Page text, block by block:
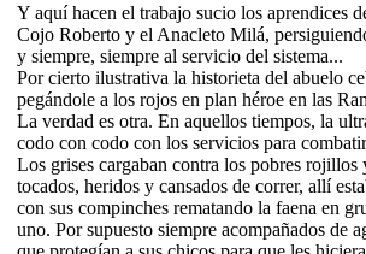
Y aquí hacen el trabajo sucio los aprendices
Cojo Roberto y el Anacleto Milá,
y siempre, siempre al servicio del sistema...
Por cierto ilustrativa la historieta del abuelo
pegándole a los rojos en plan héroe en las
La verdad es otra. En aquellos tiempos, la
codo con codo con los servicios para
Los grises cargaban contra los pobres rojillos
tocados, heridos y cansados de correr, allí
con sus compinches rematando la faena en
uno. Por supuesto siempre acompañados de